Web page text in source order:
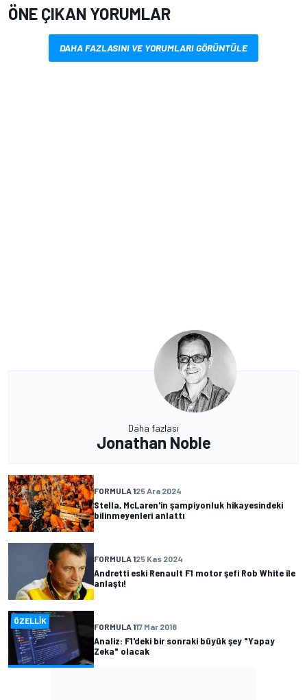
ÖNE ÇIKAN YORUMLAR
DAHA FAZLASINI VE YORUMLARI GÖRÜNTÜLE
Daha fazlası
Jonathan Noble
FORMULA 125 Ara 2024
Stella, McLaren'in şampiyonluk hikayesindeki
bilinmeyenleri anlattı
FORMULA 125 Kas 2024
Andretti eski Renault F1 motor şefi Rob White ile
anlaştı!
ÖZELLIK
FORMULA 117 Mar 2018
Analiz: F1'deki bir sonraki büyük şey "Yapay
Zeka" olacak